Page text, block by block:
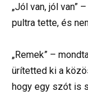
„Jól van, jól van”
pultra tette, és
„Remek” –
ürítetted ki a
hogy egy szót is